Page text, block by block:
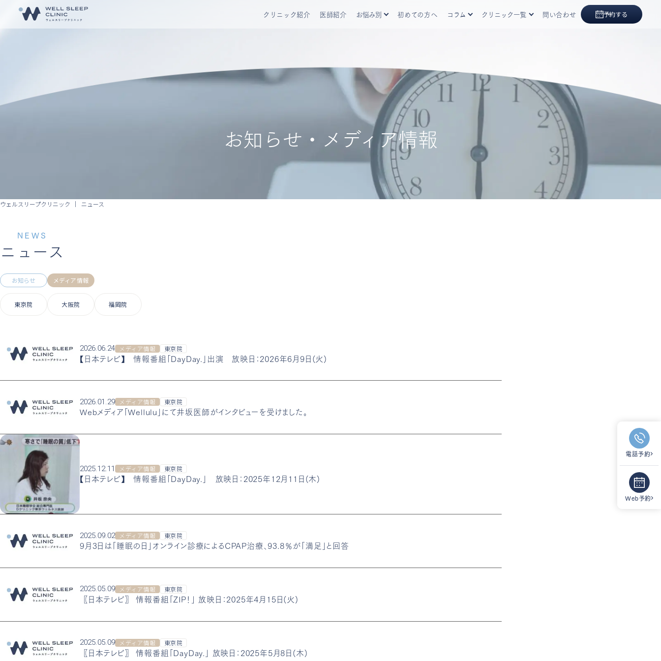
クリニック紹介 医師紹介 お悩み別 初めての方へ コラム
生活習慣病
肥満症
クリニック一覧 問い合わせ 予約する
お知らせ・メディア情報
ウェルスリープクリニック ニュース
NEWS
ニュース
お知らせ メディア情報
東京院 大阪院 福岡院
2026.06.24 メディア情報 東京院
【日本テレビ】 情報番組「DayDay.」出演 放映日：2026年6月9日(火)
2026.01.29 メディア情報 東京院
Webメディア「Wellulu」にて井坂医師がインタビューを受けました。
2025.12.11 メディア情報 東京院
【日本テレビ】 情報番組「DayDay.」 放映日：2025年12月11日(木)
2025.09.02 メディア情報 東京院
9月3日は「睡眠の日」オンライン診療によるCPAP治療、93.8％が「満足」と回答
2025.05.09 メディア情報 東京院
〖日本テレビ〗 情報番組「ZIP！」 放映日：2025年4月15日(火)
2025.05.09 メディア情報 東京院
〖日本テレビ〗 情報番組「DayDay.」 放映日：2025年5月8日(木)
電話予約
Web予約